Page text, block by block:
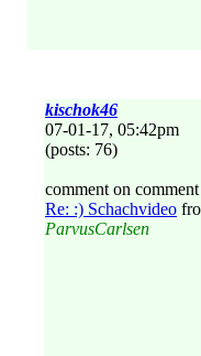
kischok46
07-01-17, 05:42pm
(posts: 76)
comment on comment
Re: :) Schachvideo
ParvusCarlsen